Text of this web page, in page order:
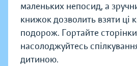
маленьких непосид, а
книжок дозволить взяти ці
подорож. Гортайте
насолоджуйтесь
дитиною.